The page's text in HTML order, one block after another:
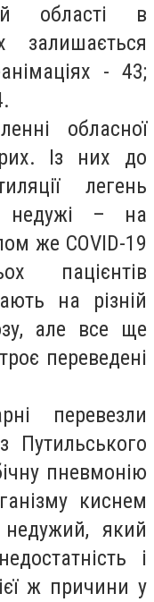
області в
залишається
- 43;
обласної
Із них до
легень
недужі – на
же COVID-19
пацієнтів
на різній
але все ще
переведені
перевезли
Путильського
пневмонію
киснем
недужий, який
і
ж причини у